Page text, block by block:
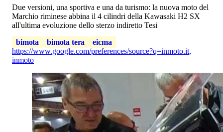
Due versioni, una sportiva e una da turismo: la nuova moto del
Marchio riminese abbina il 4 cilindri della Kawasaki H2 SX
all'ultima evoluzione dello sterzo indiretto Tesi
bimota
bimota tera
eicma
https://www.google.com/preferences/source?q=inmoto.it,
inmoto